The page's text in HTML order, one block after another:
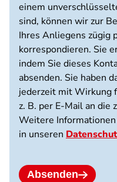
einem
sind, können wir zur
Ihres Anliegens zügig
korrespondieren. Sie
indem Sie dieses
absenden. Sie haben
jederzeit mit Wirkung
z. B. per E-Mail an die
Weitere
in unseren
Absenden